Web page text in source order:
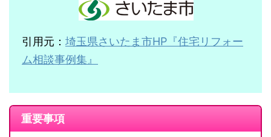
引用元： 埼玉県さいたま市HP『住宅リフォー
ム相談事例集』
重要事項